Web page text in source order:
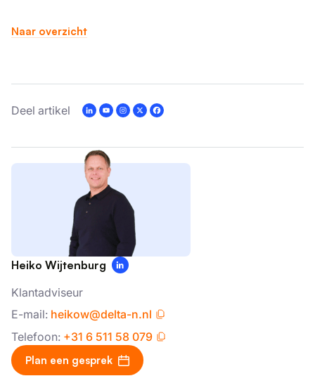
Naar overzicht
Deel artikel
Heiko Wijtenburg
Klantadviseur
E-mail: heikow@delta-n.nl
Telefoon: +31 6 511 58 079
Plan een gesprek